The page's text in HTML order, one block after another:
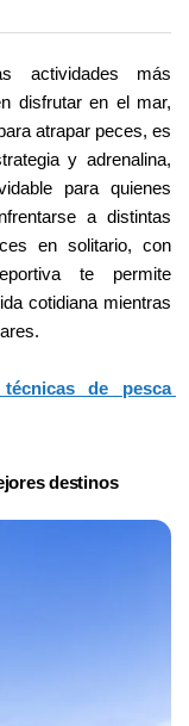
actividades más
disfrutar en el mar,
atrapar peces, es
y adrenalina,
para quienes
a distintas
en solitario, con
te permite
cotidiana mientras
de pesca
destinos